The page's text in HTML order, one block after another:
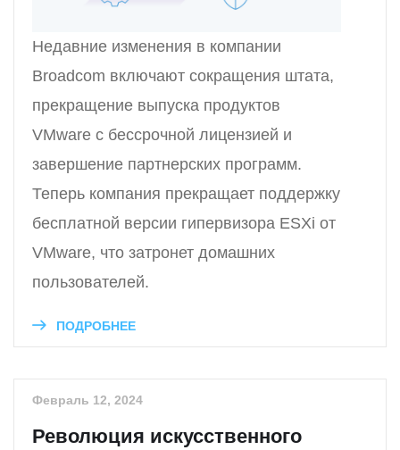
Недавние изменения в компании
Broadcom включают сокращения штата,
прекращение выпуска продуктов
VMware с бессрочной лицензией и
завершение партнерских программ.
Теперь компания прекращает поддержку
бесплатной версии гипервизора ESXi от
VMware, что затронет домашних
пользователей.
ПОДРОБНЕЕ
Февраль 12, 2024
Революция искусственного